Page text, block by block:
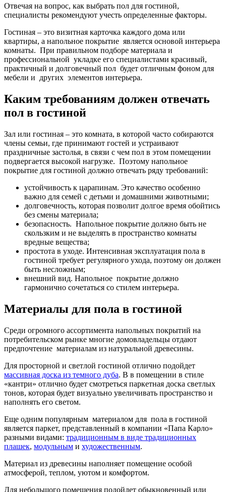
Отвечая на вопрос, как выбрать пол для гостиной,
специалисты рекомендуют учесть определенные факторы.
Гостиная – это визитная карточка каждого дома или
квартиры, а напольное покрытие является основой интерьера
комнаты. При правильном подборе материала и
профессиональной укладке его специалистами красивый,
практичный и долговечный пол будет отличным фоном для
мебели и других элементов интерьера.
Каким требованиям должен отвечать
пол в гостиной
Зал или гостиная – это комната, в которой часто собираются
члены семьи, где принимают гостей и устраивают
праздничные застолья, в связи с чем пол в этом помещении
подвергается высокой нагрузке. Поэтому напольное
покрытие для гостиной должно отвечать ряду требований:
устойчивость к царапинам. Это качество особенно
важно для семей с детьми и домашними животными;
долговечность, которая позволит долгое время обойтись
без смены материала;
безопасность. Напольное покрытие должно быть не
скользким и не выделять в пространство комнаты
вредные вещества;
простота в уходе. Интенсивная эксплуатация пола в
гостиной требует регулярного ухода, поэтому он должен
быть несложным;
внешний вид. Напольное покрытие должно
гармонично сочетаться со стилем интерьера.
Материалы для пола в гостиной
Среди огромного ассортимента напольных покрытий на
потребительском рынке многие домовладельцы отдают
предпочтение материалам из натуральной древесины.
Для просторной и светлой гостиной отлично подойдет
массивная доска из темного дуба. В в помещении в стиле
«кантри» отлично будет смотреться паркетная доска светлых
тонов, которая будет визуально увеличивать пространство и
наполнять его светом.
Еще одним популярным материалом для пола в гостиной
является паркет, представленный в компании «Папа Карло»
разными видами: традиционным в виде традиционных
плашек, модульным и художественным.
Материал из древесины наполняет помещение особой
атмосферой, теплом, уютом и комфортом.
Для небольшого помещения подойдет обыкновенный или